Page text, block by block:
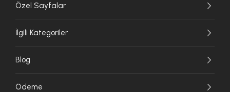
Özel Sayfalar
İlgili Kategoriler
Blog
Ödeme